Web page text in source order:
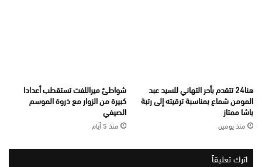
هنا24 تتقدم بأحر التهاني للسيد عبد
المومن شماع بمناسبة ترقيته إلى رتبة
باشا ممتاز
منذ يومين
شواطئ ميراللفت تستقطب أعدادا
كبيرة من الزوار مع ذروة الموسم
الصيفي
منذ 5 أيام
اترك تعليقاً